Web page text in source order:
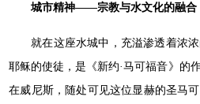
城市精神——宗教与水文化的融合
就在这座水城中，充溢渗透着浓
耶稣的使徒，是《新约·马可福音》的
在威尼斯，随处可见这位显赫的圣马